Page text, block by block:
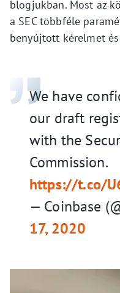
blogjukban. Most az
a SEC többféle
benyújtott kérelmet
We have
our draft
with the
Commission.
https://t.co/
— Coinbase
17, 2020